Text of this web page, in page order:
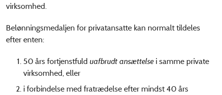
virksomhed.
Belønningsmedaljen for privatansatte kan normalt tildeles
efter enten:
50 års fortjenstfuld uafbrudt ansættelse i samme private
virksomhed, eller
i forbindelse med fratrædelse efter mindst 40 års